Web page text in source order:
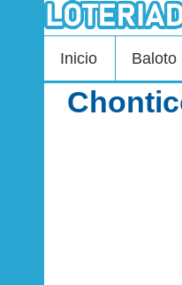
Inicio Baloto